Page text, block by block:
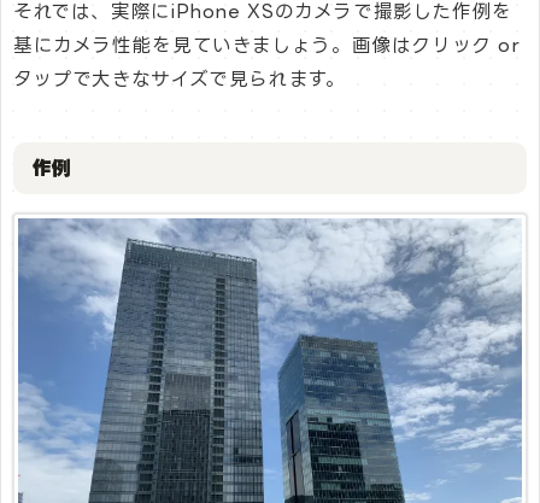
それでは、実際にiPhone XSのカメラで撮影した作例を
基にカメラ性能を見ていきましょう。画像はクリック or
タップで大きなサイズで見られます。
作例